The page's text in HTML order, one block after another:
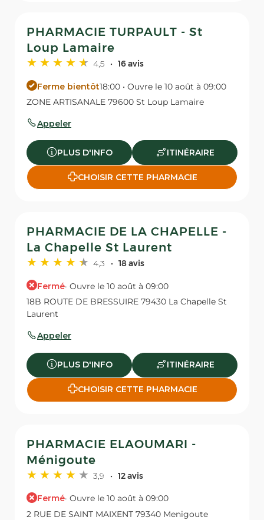
PHARMACIE TURPAULT - St
Loup Lamaire
4,5 16 avis
Ferme bientôt18:00 • Ouvre le 10 août à 09:00
ZONE ARTISANALE 79600 St Loup Lamaire
Appeler
PLUS D'INFO ITINÉRAIRE
CHOISIR CETTE PHARMACIE
PHARMACIE DE LA CHAPELLE -
La Chapelle St Laurent
4,3 18 avis
Fermé· Ouvre le 10 août à 09:00
18B ROUTE DE BRESSUIRE 79430 La Chapelle St
Laurent
Appeler
PLUS D'INFO ITINÉRAIRE
CHOISIR CETTE PHARMACIE
PHARMACIE ELAOUMARI -
Ménigoute
3,9 12 avis
Fermé· Ouvre le 10 août à 09:00
2 RUE DE SAINT MAIXENT 79340 Menigoute